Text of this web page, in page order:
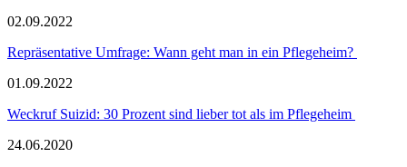
02.09.2022
Repräsentative Umfrage: Wann geht man in ein Pflegeheim?
01.09.2022
Weckruf Suizid: 30 Prozent sind lieber tot als im Pflegeheim
24.06.2020